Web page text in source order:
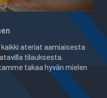
ateriat aamiaisesta
tilauksesta.
takaa hyvän mielen